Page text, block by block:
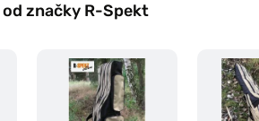
od značky R-Spekt